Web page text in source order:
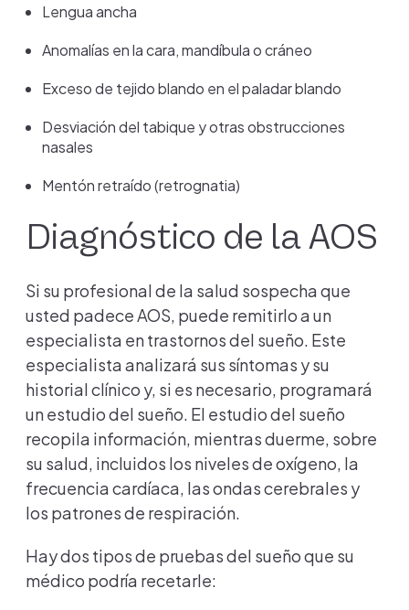
Lengua ancha
Anomalías en la cara, mandíbula o cráneo
Exceso de tejido blando en el paladar blando
Desviación del tabique y otras obstrucciones
nasales
Mentón retraído (retrognatia)
Diagnóstico de la AOS
Si su profesional de la salud sospecha que
usted padece AOS, puede remitirlo a un
especialista en trastornos del sueño. Este
especialista analizará sus síntomas y su
historial clínico y, si es necesario, programará
un estudio del sueño. El estudio del sueño
recopila información, mientras duerme, sobre
su salud, incluidos los niveles de oxígeno, la
frecuencia cardíaca, las ondas cerebrales y
los patrones de respiración.
Hay dos tipos de pruebas del sueño que su
médico podría recetarle: